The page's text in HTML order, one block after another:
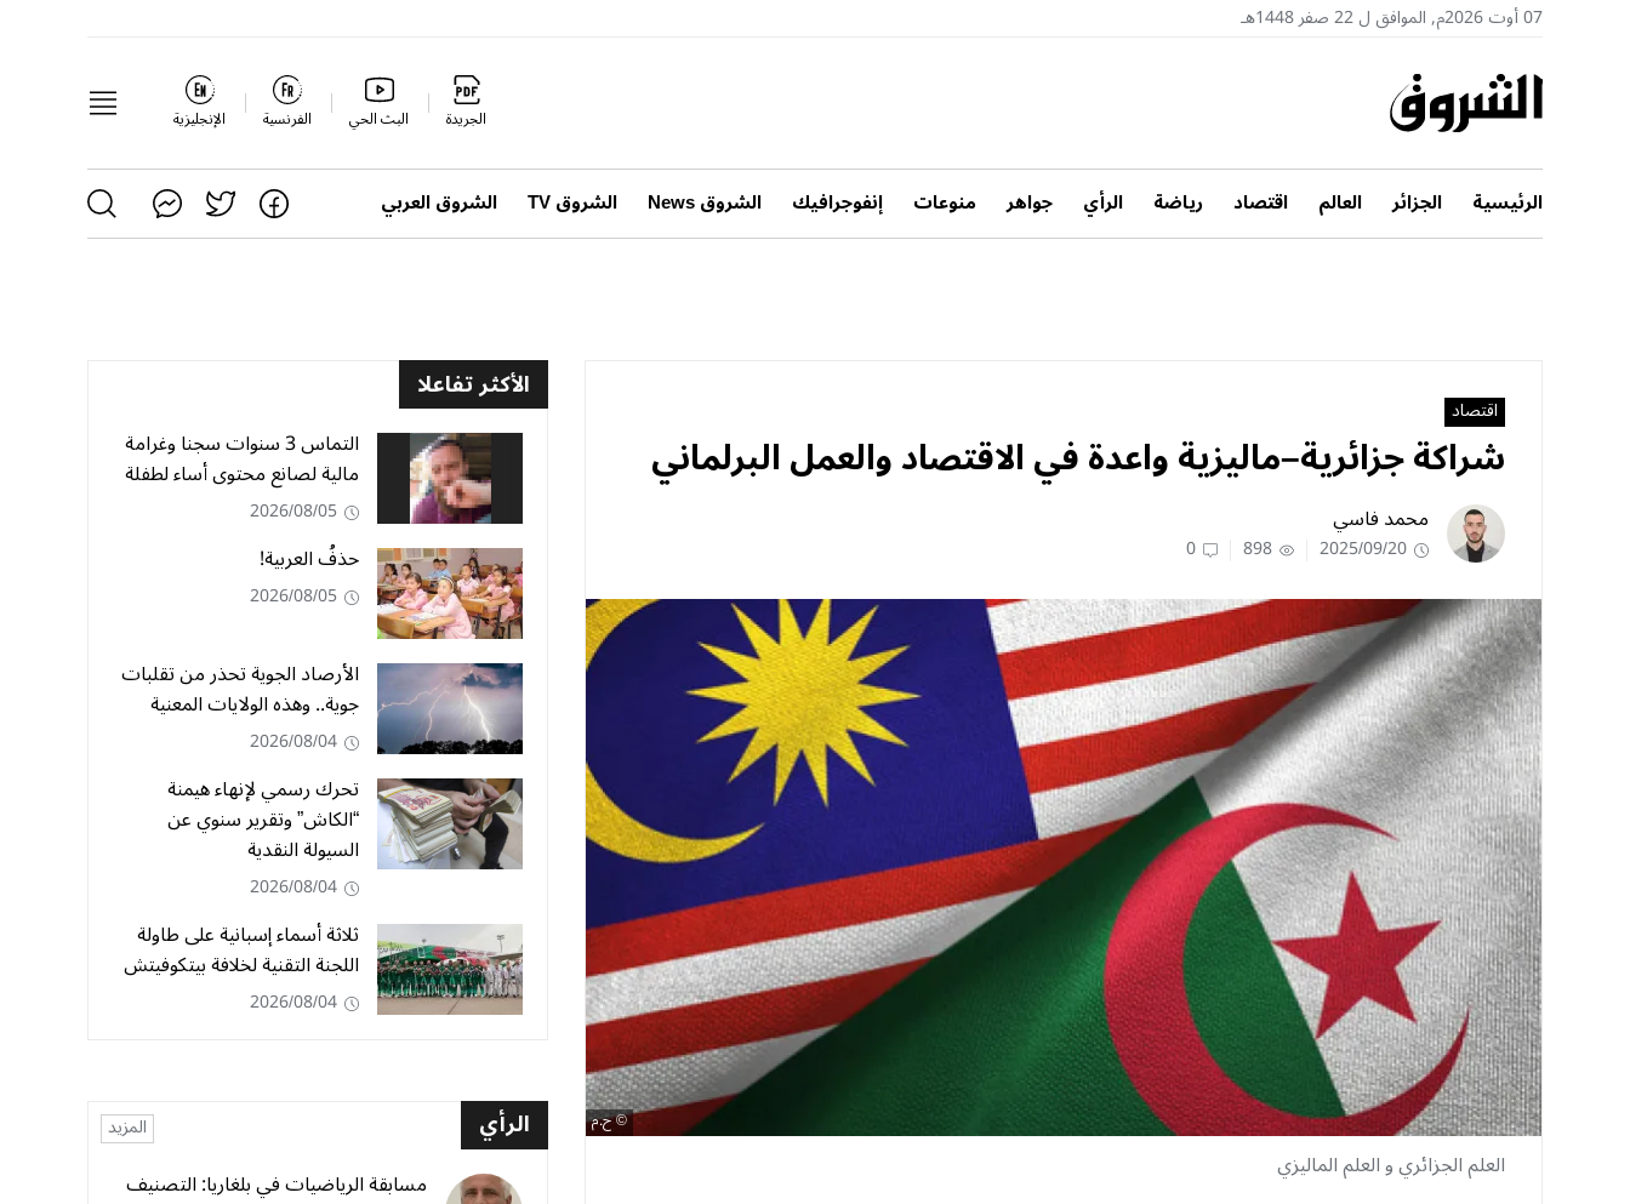
07 أوت 2026م, الموافق ل 22 صفر 1448هـ
الجريدة البث الحي الفرنسية الإنجليزية
الرئيسية الجزائر العالم اقتصاد رياضة الرأي جواهر منوعات إنفوجرافيك الشروق News الشروق TV الشروق العربي
اقتصاد
شراكة جزائرية–ماليزية واعدة في الاقتصاد والعمل البرلماني
محمد فاسي
2025/09/20
898
0
ح.م
العلم الجزائري و العلم الماليزي
الأكثر تفاعلا
التماس 3 سنوات سجنا وغرامة
مالية لصانع محتوى أساء لطفلة
2026/08/05
حذفُ العربية!
2026/08/05
الأرصاد الجوية تحذر من تقلبات
جوية.. وهذه الولايات المعنية
2026/08/04
تحرك رسمي لإنهاء هيمنة
“الكاش” وتقرير سنوي عن
السيولة النقدية
2026/08/04
ثلاثة أسماء إسبانية على طاولة
اللجنة التقنية لخلافة بيتكوفيتش
2026/08/04
الرأي المزيد
مسابقة الرياضيات في بلغاريا: التصنيف